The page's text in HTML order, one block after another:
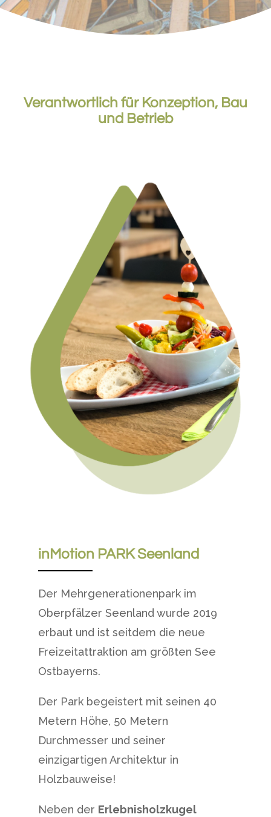
Verantwortlich für Konzeption, Bau
und Betrieb
inMotion PARK Seenland
Der Mehrgenerationenpark im
Oberpfälzer Seenland wurde 2019
erbaut und ist seitdem die neue
Freizeitattraktion am größten See
Ostbayerns.
Der Park begeistert mit seinen 40
Metern Höhe, 50 Metern
Durchmesser und seiner
einzigartigen Architektur in
Holzbauweise!
Neben der Erlebnisholzkugel